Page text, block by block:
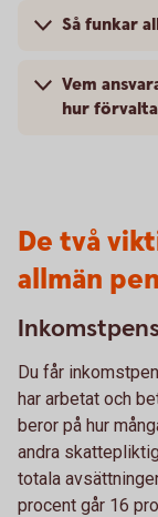
Så funkar
Vem
hur
De två
allmän
Du får
har arbetat och
beror på hur
andra
totala
procent går 16